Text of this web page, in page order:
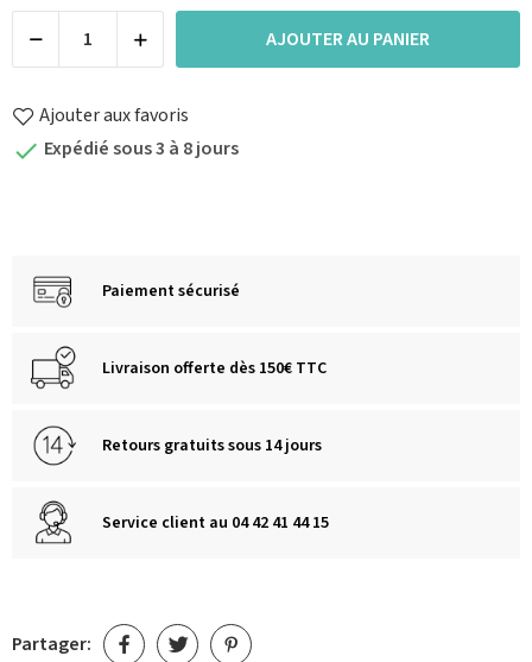
AJOUTER AU PANIER
Ajouter aux favoris
 Expédié sous 3 à 8 jours
Paiement sécurisé
Livraison offerte dès 150€ TTC
Retours gratuits sous 14 jours
Service client au 04 42 41 44 15
Partager: